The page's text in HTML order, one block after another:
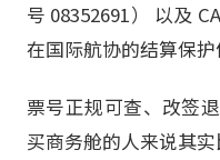
号 08352691） 以及
在国际航协的结算保护
票号正规可查、改签
买商务舱的人来说其实